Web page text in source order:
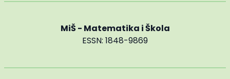
MiŠ - Matematika i Škola
ESSN: 1848-9869